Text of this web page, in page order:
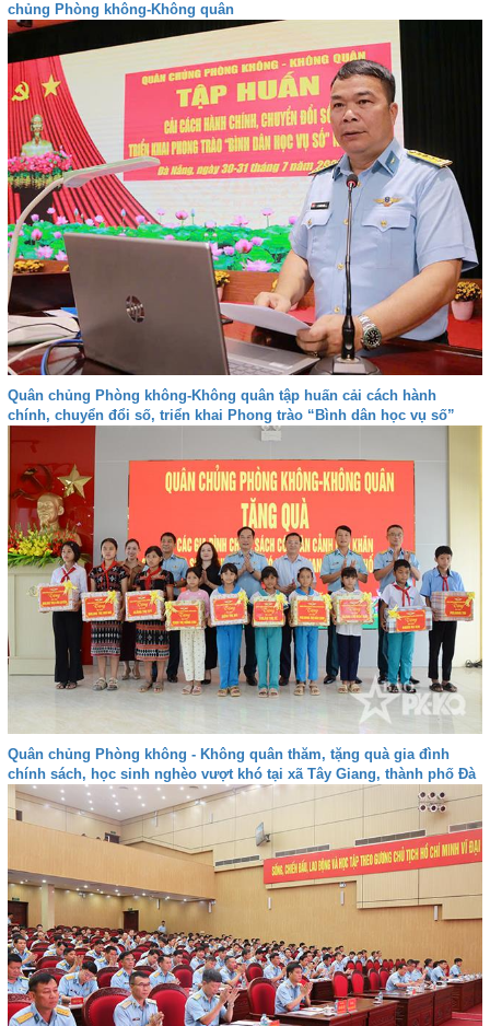
chủng Phòng không-Không quân
Quân chủng Phòng không-Không quân tập huấn cải cách hành
chính, chuyển đổi số, triển khai Phong trào “Bình dân học vụ số”
Quân chủng Phòng không - Không quân thăm, tặng quà gia đình
chính sách, học sinh nghèo vượt khó tại xã Tây Giang, thành phố Đà
nẵng